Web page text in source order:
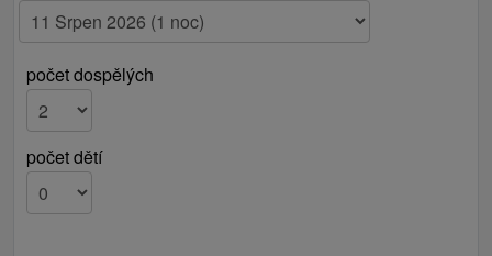
počet dospělých
počet dětí